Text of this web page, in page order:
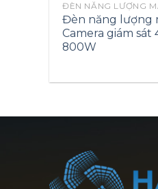
Đèn năng lượng
Camera giám sát
800W